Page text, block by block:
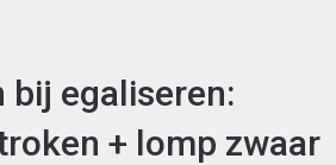
bij egaliseren:
+ lomp zwaar